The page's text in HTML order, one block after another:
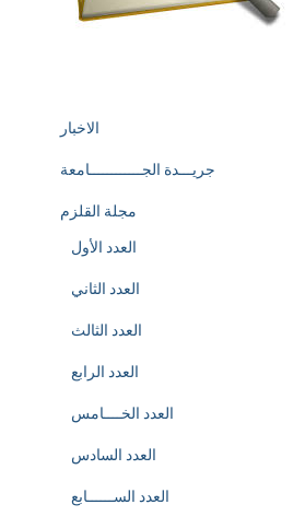
الاخبار
جريـــدة الجــــــــــــامعة
مجلة القلزم
العدد الأول
العدد الثاني
العدد الثالث
العدد الرابع
العدد الخــــامس
العدد السادس
العدد الســــــابع